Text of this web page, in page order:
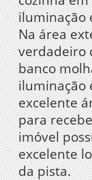
iluminação
Na área
verdadeiro
banco
iluminação
excelente
para
imóvel
excelente
da pista.